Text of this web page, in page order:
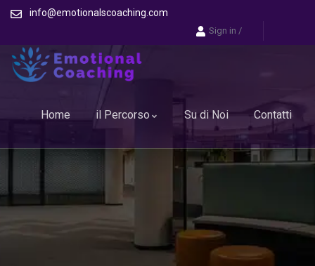
info@emotionalscoaching.com
Sign in /
Home il Percorso Su di Noi Contatti